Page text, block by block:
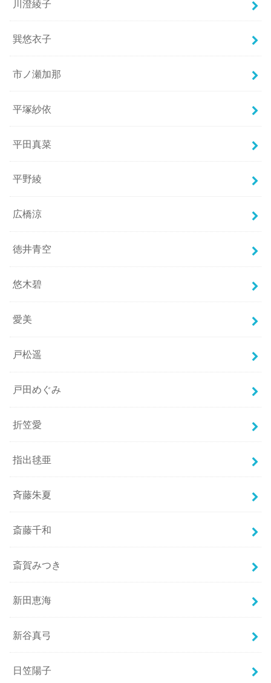
川澄綾子
巽悠衣子
市ノ瀬加那
平塚紗依
平田真菜
平野綾
広橋涼
徳井青空
悠木碧
愛美
戸松遥
戸田めぐみ
折笠愛
指出毬亜
斉藤朱夏
斎藤千和
斎賀みつき
新田恵海
新谷真弓
日笠陽子